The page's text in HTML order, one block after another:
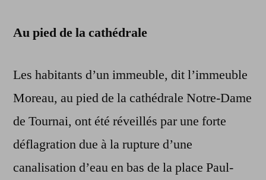
Au pied de la cathédrale
Les habitants d’un immeuble, dit l’immeuble
Moreau, au pied de la cathédrale Notre-Dame
de Tournai, ont été réveillés par une forte
déflagration due à la rupture d’une
canalisation d’eau en bas de la place Paul-